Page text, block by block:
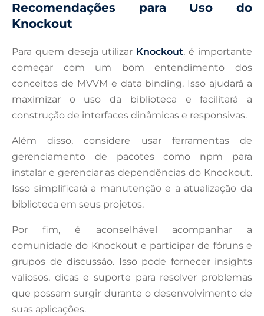
Recomendações para Uso do
Knockout
Para quem deseja utilizar Knockout, é importante
começar com um bom entendimento dos
conceitos de MVVM e data binding. Isso ajudará a
maximizar o uso da biblioteca e facilitará a
construção de interfaces dinâmicas e responsivas.
Além disso, considere usar ferramentas de
gerenciamento de pacotes como npm para
instalar e gerenciar as dependências do Knockout.
Isso simplificará a manutenção e a atualização da
biblioteca em seus projetos.
Por fim, é aconselhável acompanhar a
comunidade do Knockout e participar de fóruns e
grupos de discussão. Isso pode fornecer insights
valiosos, dicas e suporte para resolver problemas
que possam surgir durante o desenvolvimento de
suas aplicações.